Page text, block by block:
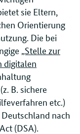
sie Eltern,
Orientierung
Die bei
„Stelle zur
digitalen
B. sichere
etc.)
nach
(DSA).